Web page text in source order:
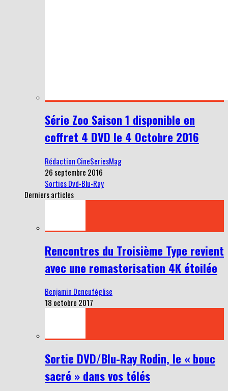
Série Zoo Saison 1 disponible en
coffret 4 DVD le 4 Octobre 2016
Rédaction CineSeriesMag
26 septembre 2016
Sorties Dvd-Blu-Ray
Derniers articles
Rencontres du Troisième Type revient
avec une remasterisation 4K étoilée
Benjamin Deneuféglise
18 octobre 2017
Sortie DVD/Blu-Ray Rodin, le « bouc
sacré » dans vos télés